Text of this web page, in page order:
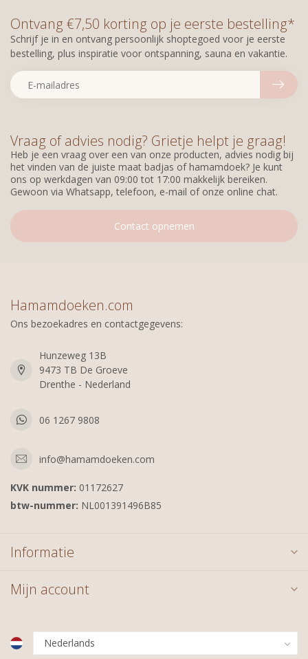
Vraag of advies nodig? Grietje helpt je graag!
Heb je een vraag over een van onze producten, advies nodig bij
het vinden van de juiste maat badjas of hamamdoek? Je kunt
ons op werkdagen van 09:00 tot 17:00 makkelijk bereiken.
Gewoon via Whatsapp, telefoon, e-mail of onze online chat.
Contact opnemen
Ontvang €7,50 korting op je eerste bestelling*
Schrijf je in en ontvang persoonlijk shoptegoed voor je eerste
bestelling, plus inspiratie voor ontspanning, sauna en vakantie.
Hamamdoeken.com
Ons bezoekadres en contactgegevens:
Hunzeweg 13B
9473 TB De Groeve
Drenthe - Nederland
06 1267 9808
info@hamamdoeken.com
KVK nummer: 01172627
btw-nummer: NL001391496B85
Informatie
Mijn account